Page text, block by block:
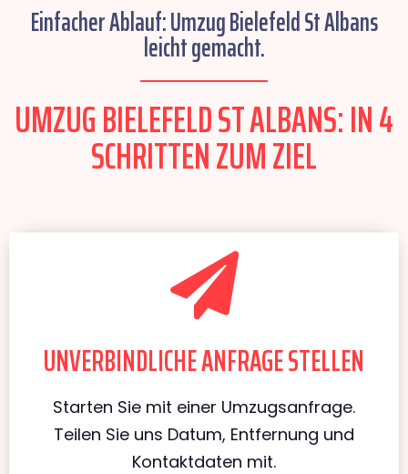
Einfacher Ablauf: Umzug Bielefeld St Albans
leicht gemacht.
UMZUG BIELEFELD ST ALBANS: IN 4
SCHRITTEN ZUM ZIEL
UNVERBINDLICHE ANFRAGE STELLEN
Starten Sie mit einer Umzugsanfrage.
Teilen Sie uns Datum, Entfernung und
Kontaktdaten mit.